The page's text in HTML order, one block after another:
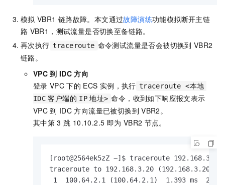
模拟 VBR1 链路故障。本文通过故障演练功能模拟断开主链
路 VBR1，测试流量是否切换至备链路。
再次执行 traceroute 命令测试流量是否会被切换到 VBR2
链路。
VPC 到 IDC 方向
登录 VPC 下的 ECS 实例，执行 traceroute <本地
IDC 客户端的 IP 地址> 命令，收到如下响应报文表示
VPC 到 IDC 方向流量已被切换到 VBR2。
其中第 3 跳 10.10.2.5 即为 VBR2 节点。
[root@2564ek5zZ ~]$ traceroute 192.168.3.20
traceroute to 192.168.3.20 (192.168.3.20),
1  100.64.2.1 (100.64.2.1)  1.393 ms